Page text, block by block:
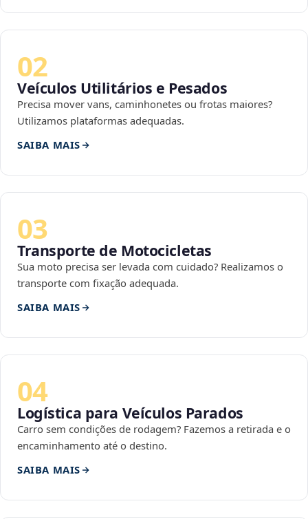
02
Veículos Utilitários e Pesados
Precisa mover vans, caminhonetes ou frotas maiores?
Utilizamos plataformas adequadas.
SAIBA MAIS
03
Transporte de Motocicletas
Sua moto precisa ser levada com cuidado? Realizamos o
transporte com fixação adequada.
SAIBA MAIS
04
Logística para Veículos Parados
Carro sem condições de rodagem? Fazemos a retirada e o
encaminhamento até o destino.
SAIBA MAIS